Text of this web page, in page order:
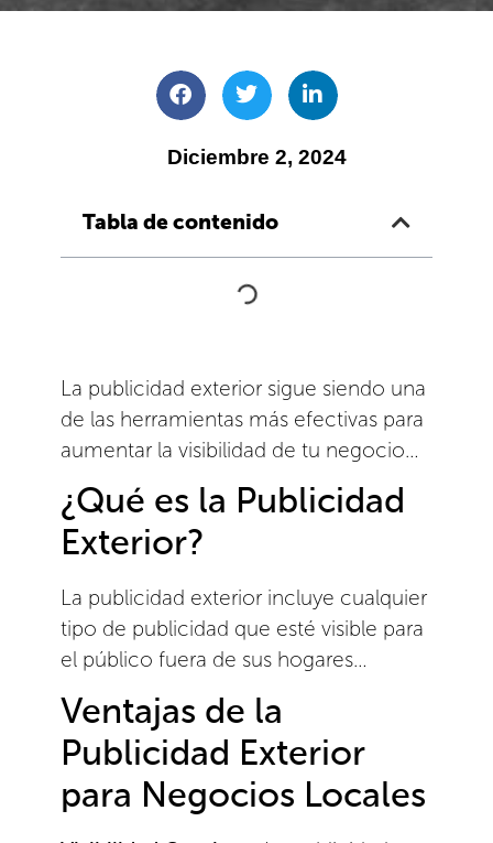
Diciembre 2, 2024
Tabla de contenido
La publicidad exterior sigue siendo una
de las herramientas más efectivas para
aumentar la visibilidad de tu negocio…
¿Qué es la Publicidad
Exterior?
La publicidad exterior incluye cualquier
tipo de publicidad que esté visible para
el público fuera de sus hogares…
Ventajas de la
Publicidad Exterior
para Negocios Locales